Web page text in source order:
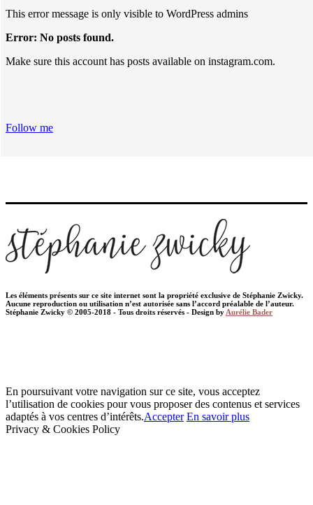
This error message is only visible to WordPress admins
Error: No posts found.
Make sure this account has posts available on instagram.com.
Follow me
Les éléments présents sur ce site internet sont la propriété exclusive de Stéphanie Zwicky.
Aucune reproduction ou utilisation n’est autorisée sans l’accord préalable de l’auteur.
Stéphanie Zwicky © 2005-2018 - Tous droits réservés - Design byAurélie Bader
En poursuivant votre navigation sur ce site, vous acceptez
l’utilisation de cookies pour vous proposer des contenus et services
adaptés à vos centres d’intérêts.Accepter En savoir plus
Privacy & Cookies Policy